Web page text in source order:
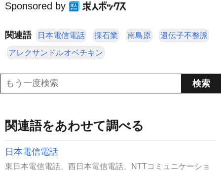
Sponsored by
関連語 日本電信電話 採石業 南島原 遺伝子不整脈
アレクサンドルオベチキン
関連語をあわせて調べる
日本電信電話
東日本電信電話、西日本電信電話、NTTコミュニケーショ